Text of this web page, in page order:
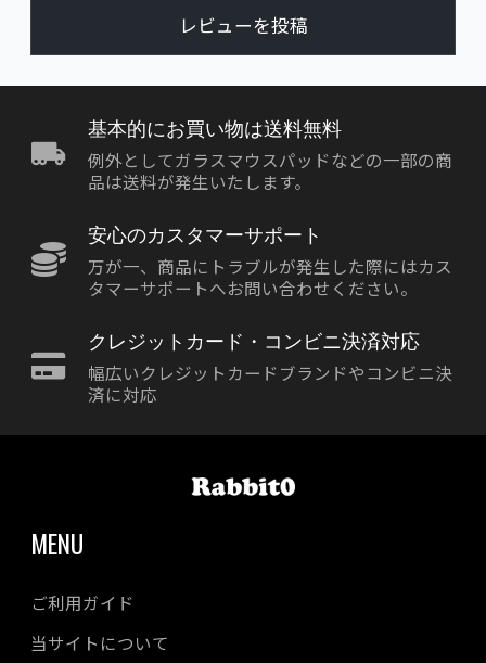
レビューを投稿
基本的にお買い物は送料無料
例外としてガラスマウスパッドなどの一部の商
品は送料が発生いたします。
安心のカスタマーサポート
万が一、商品にトラブルが発生した際にはカス
タマーサポートへお問い合わせください。
クレジットカード・コンビニ決済対応
幅広いクレジットカードブランドやコンビニ決
済に対応
MENU
ご利用ガイド
当サイトについて